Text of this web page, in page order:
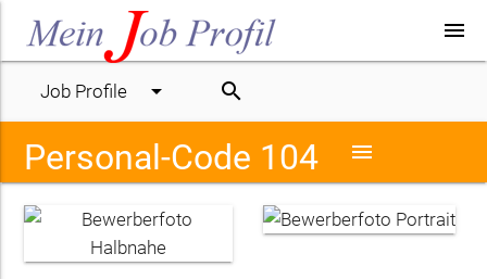
menu
Job Profile arrow_drop_down search
Personal-Code 104 menu